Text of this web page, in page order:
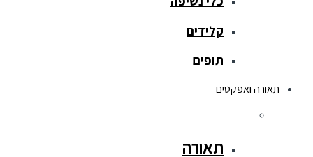
קלידים
תופים
תאורה ואפקטים
תאורה